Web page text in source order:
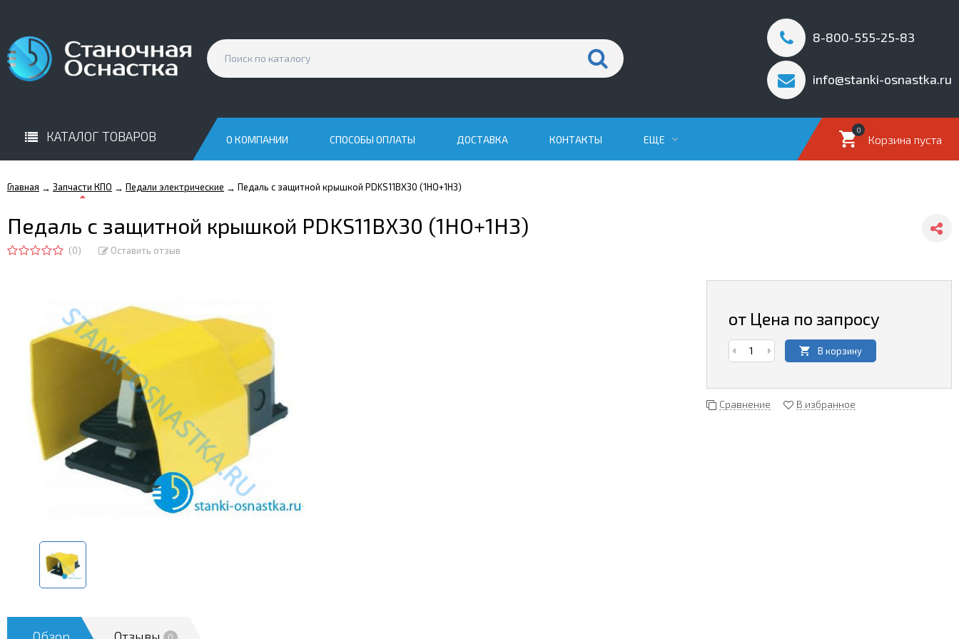
8-800-555-25-83
info@stanki-osnastka.ru
КАТАЛОГ ТОВАРОВ Корзина пуста
0
О КОМПАНИИ СПОСОБЫ ОПЛАТЫ ДОСТАВКА КОНТАКТЫ ЕЩЕ
Главная → Запчасти КПО → Педали электрические → Педаль с защитной крышкой PDKS11BX30 (1НО+1НЗ)
Педаль с защитной крышкой PDKS11BX30 (1НО+1НЗ)
(0) Оставить отзыв
от Цена по запросу
В корзину
Сравнение В избранное